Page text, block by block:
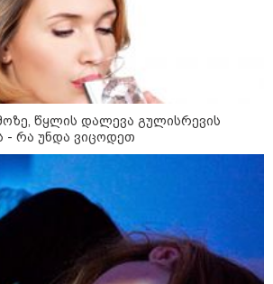
ყველა სიახლე
The Washington Post წერს, რომ
რაკეტების დეფიციტის გამო
დონალდ ტრამპსა და პიტ ჰეგსეთს
შორის კონფლიქტი მოხდა, თეთრი
სახლის პრესსპიკერმა კი
აღნიშნულ ინფორმაციას „100%-ით
ფეიკ ნიუსი“ უწოდა
მოსამართლის შეურაცხყოფის
საქმეზე ნიკა მელიას განაჩენი,
შესაძლოა, დღეს გამოცხადდეს
წყლის დალევა გულისრევის
- რა უნდა ვიცოდეთ